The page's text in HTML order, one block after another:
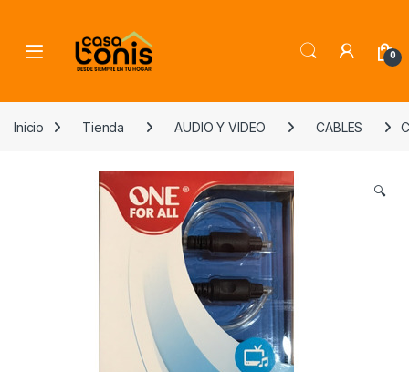
0
Inicio Tienda AUDIO Y VIDEO CABLES
🔍